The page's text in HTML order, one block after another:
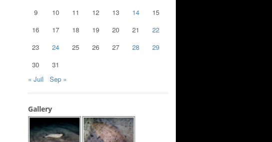
9
10 11 12 13 14
15
16
17 18 19 20 21
22
23
24 25 26 27 28
29
30
31
« Juil
Sep »
Gallery